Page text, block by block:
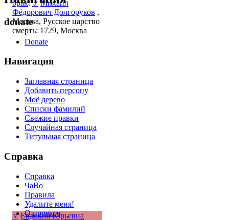
брак:♂ Михаил
Фёдорович Долгоруков ,
Москва, Русское царство
смерть: 1729, Москва
♀ Евдокия Юрьевна
donate
Donate
Навигация
Заглавная страница
Добавить персону
Моё дерево
Списки фамилий
Свежие правки
Случайная страница
Титульная страница
Справка
Справка
ЧаВо
Правила
Удалите меня!
О проекте